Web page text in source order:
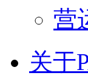
营
关于